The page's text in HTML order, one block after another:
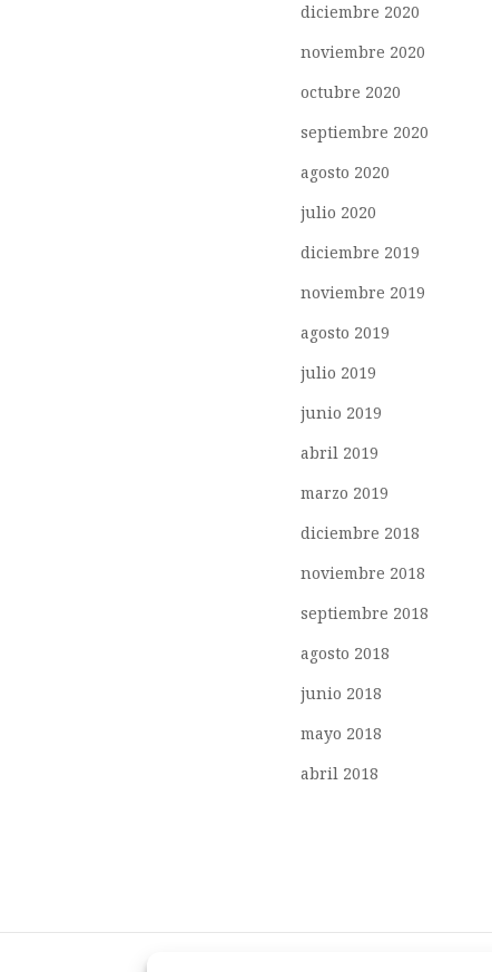
diciembre 2020
noviembre 2020
octubre 2020
septiembre 2020
agosto 2020
julio 2020
diciembre 2019
noviembre 2019
agosto 2019
julio 2019
junio 2019
abril 2019
marzo 2019
diciembre 2018
noviembre 2018
septiembre 2018
agosto 2018
junio 2018
mayo 2018
abril 2018